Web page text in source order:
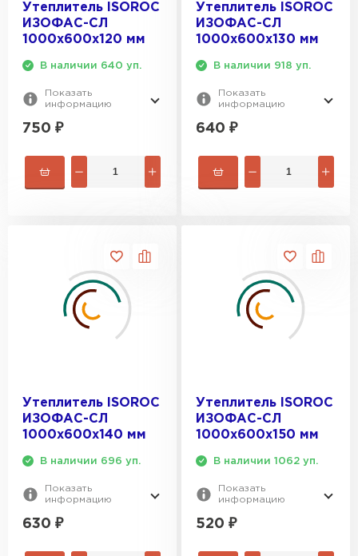
Утеплитель ISOROC
ИЗОФАС-СЛ
1000х600х120 мм
В наличии 640 уп.
Показать
информацию
750 ₽
Утеплитель ISOROC
ИЗОФАС-СЛ
1000х600х130 мм
В наличии 918 уп.
Показать
информацию
640 ₽
Утеплитель ISOROC
ИЗОФАС-СЛ
1000х600х140 мм
В наличии 696 уп.
Показать
информацию
630 ₽
Утеплитель ISOROC
ИЗОФАС-СЛ
1000х600х150 мм
В наличии 1062 уп.
Показать
информацию
520 ₽